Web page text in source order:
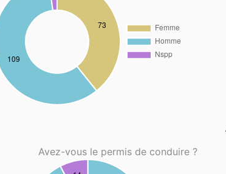
Avez-vous le permis de conduire ?